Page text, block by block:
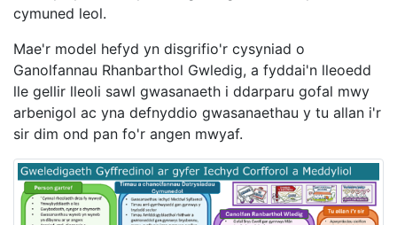
cymuned leol.
Mae'r model hefyd yn disgrifio'r cysyniad o
Ganolfannau Rhanbarthol Gwledig, a fyddai'n lleoedd
lle gellir lleoli sawl gwasanaeth i ddarparu gofal mwy
arbenigol ac yna defnyddio gwasanaethau y tu allan i'r
sir dim ond pan fo'r angen mwyaf.